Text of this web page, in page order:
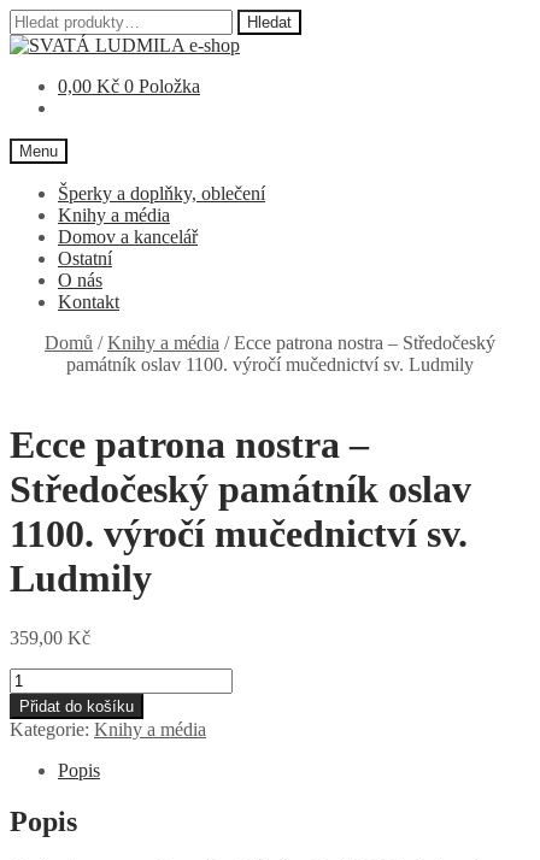
Hledat: Hledat
Přeskočit
navigaci
Přejít
obsahu
webu
0,00 Kč 0 Položka
Menu
Šperky a doplňky, oblečení
Knihy a média
Domov a kancelář
Ostatní
O nás
Kontakt
Domů /Knihy a média /Ecce patrona nostra – Středočeský
památník oslav 1100. výročí mučednictví sv. Ludmily
Ecce patrona nostra –
Středočeský památník oslav
1100. výročí mučednictví sv.
Ludmily
359,00 Kč
Ecce
patrona
nostra
–
Středočeský
památník
oslav
1100.
Přidat do košíku
Kategorie: Knihy a média
Popis
Popis